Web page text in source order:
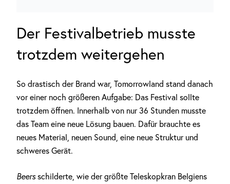
Der Festivalbetrieb musste
trotzdem weitergehen
So drastisch der Brand war, Tomorrowland stand danach
vor einer noch größeren Aufgabe: Das Festival sollte
trotzdem öffnen. Innerhalb von nur 36 Stunden musste
das Team eine neue Lösung bauen. Dafür brauchte es
neues Material, neuen Sound, eine neue Struktur und
schweres Gerät.
Beersschilderte, wie der größte Teleskopkran Belgiens